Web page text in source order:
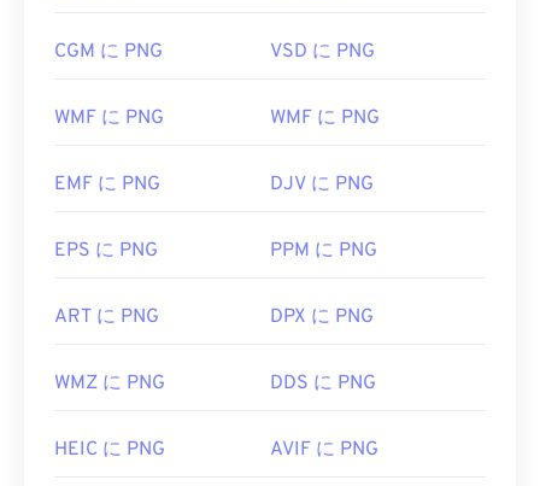
Adobe Photoshop
などの代替プログラムが便利で
イズが大きいため、ウェブページに追加する際に注
は、画像に透明部分、特に透明な背景を作成できる
初回リリース:
1996年10月1日
CGM に PNG VSD に PNG
WMF に PNG WMF に PNG
EMF に PNG DJV に PNG
EPS に PNG PPM に PNG
ART に PNG DPX に PNG
WMZ に PNG DDS に PNG
HEIC に PNG AVIF に PNG